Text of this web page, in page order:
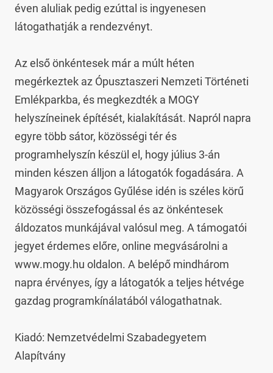
éven aluliak pedig ezúttal is ingyenesen
látogathatják a rendezvényt.
Az első önkéntesek már a múlt héten
megérkeztek az Ópusztaszeri Nemzeti Történeti
Emlékparkba, és megkezdték a MOGY
helyszíneinek építését, kialakítását. Napról napra
egyre több sátor, közösségi tér és
programhelyszín készül el, hogy július 3-án
minden készen álljon a látogatók fogadására. A
Magyarok Országos Gyűlése idén is széles körű
közösségi összefogással és az önkéntesek
áldozatos munkájával valósul meg. A támogatói
jegyet érdemes előre, online megvásárolni a
www.mogy.hu oldalon. A belépő mindhárom
napra érvényes, így a látogatók a teljes hétvége
gazdag programkínálatából válogathatnak.
Kiadó: Nemzetvédelmi Szabadegyetem
Alapítvány